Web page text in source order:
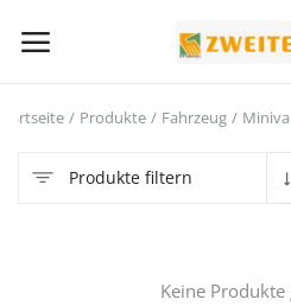
verkaufen
Produkte Fahrzeug
Produkte filtern
Keine Produkte